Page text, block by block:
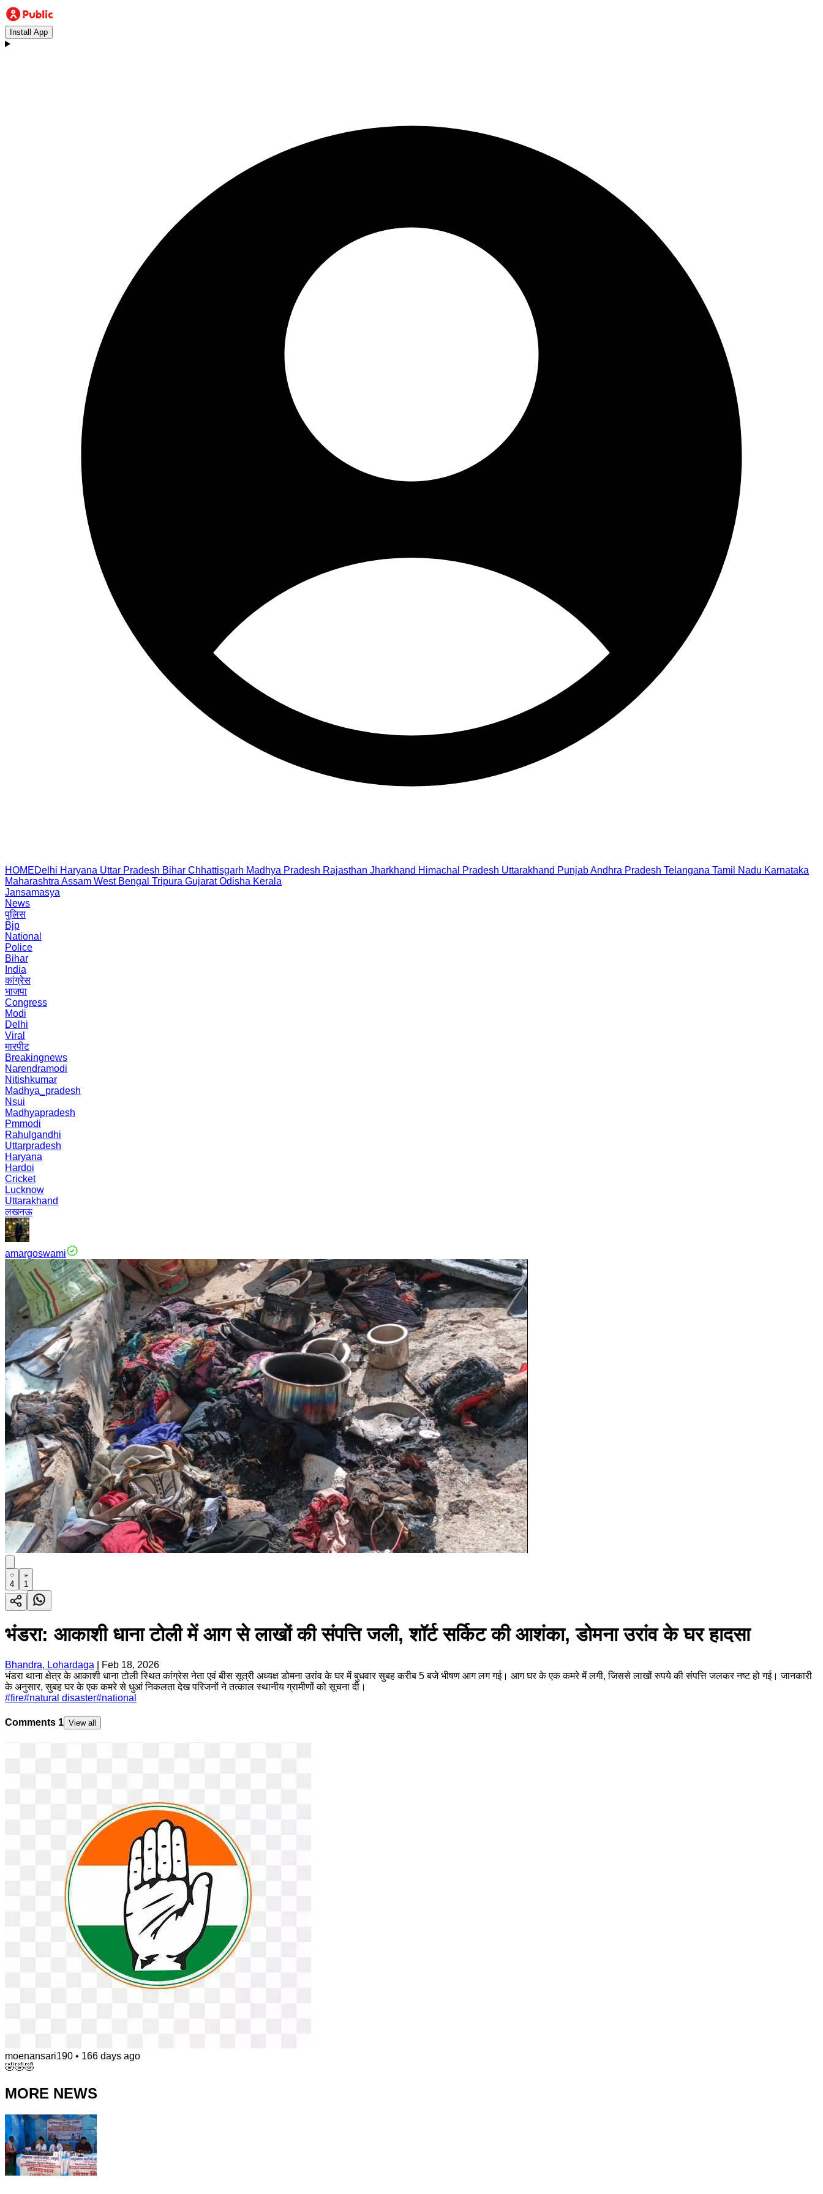
Install App
HOMEDelhi Haryana Uttar Pradesh Bihar Chhattisgarh Madhya Pradesh Rajasthan Jharkhand Himachal Pradesh Uttarakhand PunjabAndhra Pradesh Telangana Tamil Nadu Karnataka
Maharashtra Assam West Bengal Tripura Gujarat Odisha Kerala
Jansamasya
News
पुलिस
Bjp
National
Police
Bihar
India
कांग्रेस
भाजपा
Congress
Modi
Delhi
Viral
मारपीट
Breakingnews
Narendramodi
Nitishkumar
Madhya_pradesh
Nsui
Madhyapradesh
Pmmodi
Rahulgandhi
Uttarpradesh
Haryana
Hardoi
Cricket
Lucknow
Uttarakhand
लखनऊ
amargoswami
4 1
भंडरा: आकाशी धाना टोली में आग से लाखों की संपत्ति जली, शॉर्ट सर्किट की आशंका, डोमना उरांव के घर हादसा
Bhandra, Lohardaga
Feb 18, 2026
भंडरा थाना क्षेत्र के आकाशी धाना टोली स्थित कांग्रेस नेता एवं बीस सूत्री अध्यक्ष डोमना उरांव के घर में बुधवार सुबह करीब 5 बजे भीषण आग लग गई। आग घर के एक कमरे में लगी, जिससे लाखों रुपये की संपत्ति जलकर नष्ट हो गई। जानकारी
के अनुसार, सुबह घर के एक कमरे से धुआं निकलता देख परिजनों ने तत्काल स्थानीय ग्रामीणों को सूचना दी।
#fire#natural disaster#national
Comments 1 View all
moenansari190 • 166 days ago
🤣🤣🤣
MORE NEWS